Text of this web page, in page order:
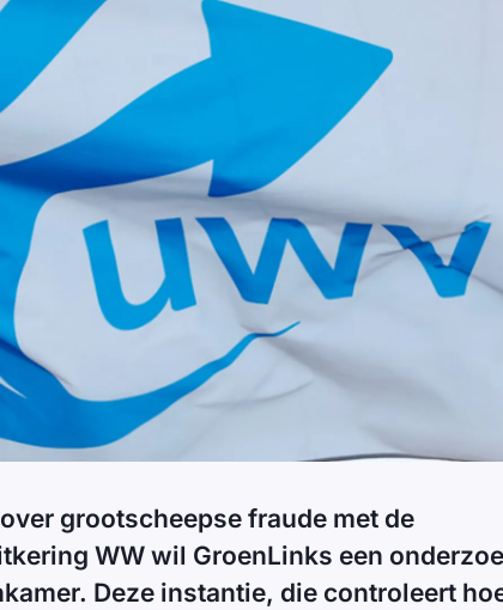
grootscheepse fraude met de
WW wil GroenLinks een
Deze instantie, die controleert